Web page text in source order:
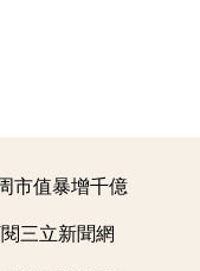
市值暴增千億
三立新聞網